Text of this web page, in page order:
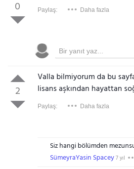
0 Paylaş: Daha fazla
2
Valla bilmiyorum da bu
lisans aşkından hayattan
Paylaş: Daha fazla
Siz hangi bölümden
SümeyraYasin Spacey7 yıl